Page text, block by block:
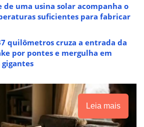
de uma usina solar acompanha o
suficientes para fabricar
quilômetros cruza a entrada da
por pontes e mergulha em
Leia mais